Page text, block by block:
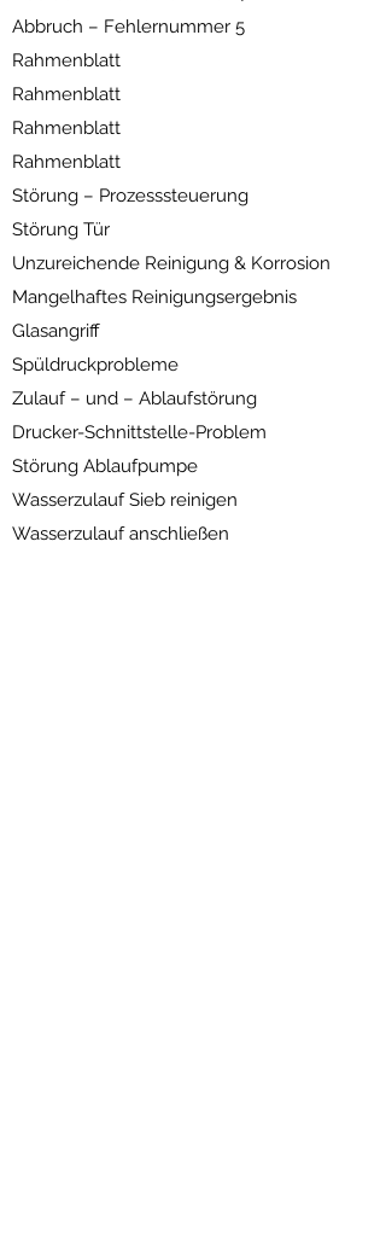
Abbruch – Fehlernummer 5
Rahmenblatt
Rahmenblatt
Rahmenblatt
Rahmenblatt
Störung – Prozesssteuerung
Störung Tür
Unzureichende Reinigung & Korrosion
Mangelhaftes Reinigungsergebnis
Glasangriff
Spüldruckprobleme
Zulauf – und – Ablaufstörung
Drucker-Schnittstelle-Problem
Störung Ablaufpumpe
Wasserzulauf Sieb reinigen
Wasserzulauf anschließen